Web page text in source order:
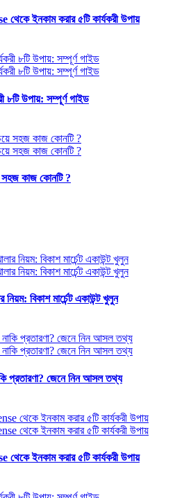
ইনকাম করার ৫টি কার্যকরী উপায়
৮টি উপায়: সম্পূর্ণ গাইড
সহজ কাজ কোনটি ?
বিকাশ মার্চেন্ট একাউন্ট খুলুন
প্রতারণা? জেনে নিন আসল তথ্য
ইনকাম করার ৫টি কার্যকরী উপায়